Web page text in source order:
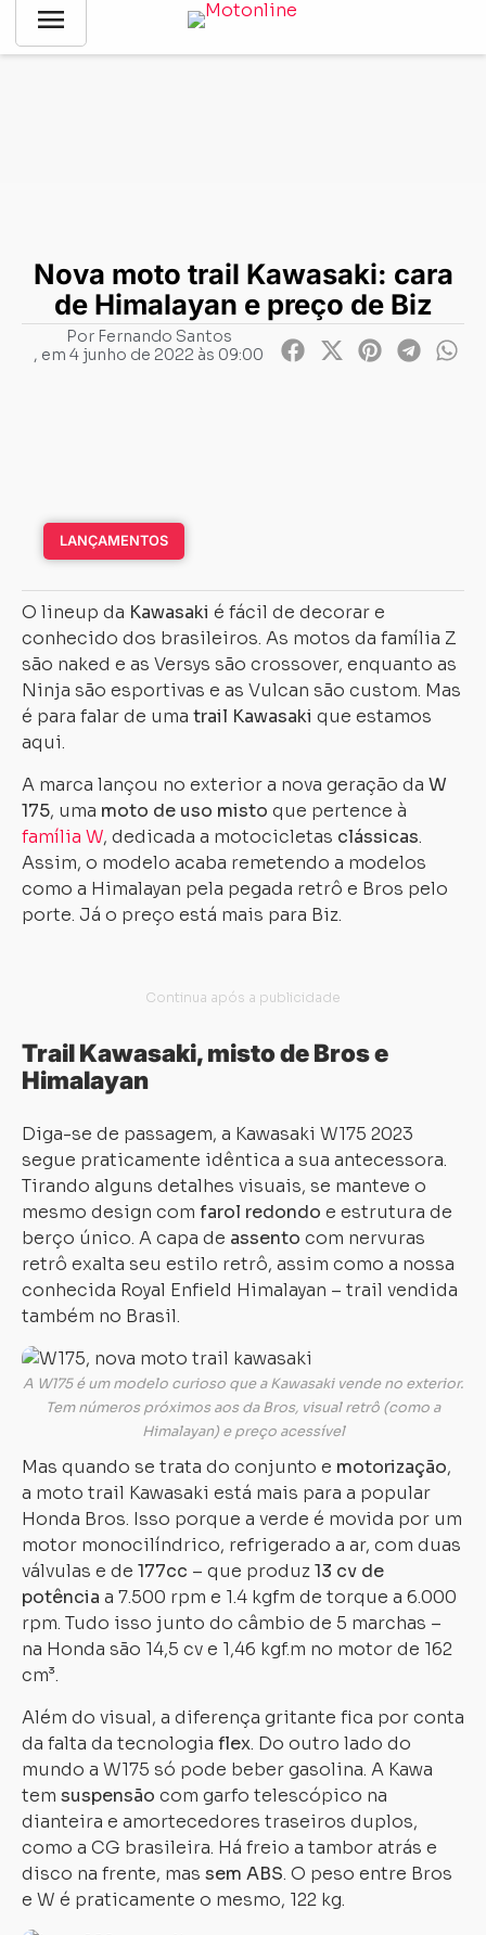
menu
Notícias Lançamentos-Nova moto trail Kawasaki: cara de
Nova moto trail Kawasaki: cara
de Himalayan e preço de Biz
PorFernando Santos
, em 4 junho de 2022 às 09:00
LANÇAMENTOS
O lineup da Kawasaki é fácil de decorar e
conhecido dos brasileiros. As motos da família Z
são naked e as Versys são crossover, enquanto as
Ninja são esportivas e as Vulcan são custom. Mas
é para falar de uma trail Kawasaki que estamos
aqui.
A marca lançou no exterior a nova geração da W
175, uma moto de uso misto que pertence à
família W, dedicada a motocicletas clássicas.
Assim, o modelo acaba remetendo a modelos
como a Himalayan pela pegada retrô e Bros pelo
porte. Já o preço está mais para Biz.
Trail Kawasaki, misto de Bros e
Himalayan
Diga-se de passagem, a Kawasaki W175 2023
segue praticamente idêntica a sua antecessora.
Tirando alguns detalhes visuais, se manteve o
mesmo design com farol redondo e estrutura de
berço único. A capa de assento com nervuras
retrô exalta seu estilo retrô, assim como a nossa
conhecida Royal Enfield Himalayan – trail vendida
também no Brasil.
A W175 é um modelo curioso que a Kawasaki vende no exterior.
Tem números próximos aos da Bros, visual retrô (como a
Himalayan) e preço acessível
Mas quando se trata do conjunto e motorização,
a moto trail Kawasaki está mais para a popular
Honda Bros. Isso porque a verde é movida por um
motor monocilíndrico, refrigerado a ar, com duas
válvulas e de 177cc – que produz13 cv de
potência a 7.500 rpm e 1.4 kgfm de torque a 6.000
rpm. Tudo isso junto do câmbio de 5 marchas –
na Honda são 14,5 cv e 1,46 kgf.m no motor de 162
cm³.
Além do visual, a diferença gritante fica por conta
da falta da tecnologia flex. Do outro lado do
mundo a W175 só pode beber gasolina. A Kawa
tem suspensão com garfo telescópico na
dianteira e amortecedores traseiros duplos,
como a CG brasileira. Há freio a tambor atrás e
disco na frente, mas sem ABS. O peso entre Bros
e W é praticamente o mesmo, 122 kg.